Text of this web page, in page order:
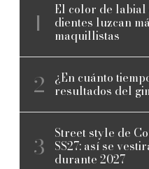
El color de labial
dientes luzcan
maquillistas
¿En cuánto
resultados del
Street style de
SS27: así se
durante 2027